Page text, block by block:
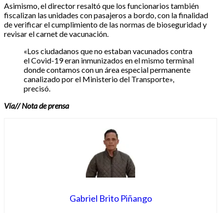
Asimismo, el director resaltó que los funcionarios también
fiscalizan las unidades con pasajeros a bordo, con la finalidad
de verificar el cumplimiento de las normas de bioseguridad y
revisar el carnet de vacunación.
«Los ciudadanos que no estaban vacunados contra
el Covid-19 eran inmunizados en el mismo terminal
donde contamos con un área especial permanente
canalizado por el Ministerio del Transporte»,
precisó.
Vía// Nota de prensa
Gabriel Brito Piñango